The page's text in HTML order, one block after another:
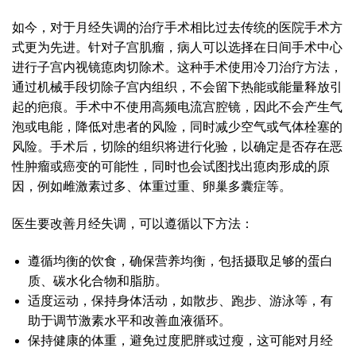
如今，对于月经失调的治疗手术相比过去传统的医院手术方
式更为先进。针对子宫肌瘤，病人可以选择在日间手术中心
进行子宫内视镜瘜肉切除术。这种手术使用冷刀治疗方法，
通过机械手段切除子宫内组织，不会留下热能或能量释放引
起的疤痕。手术中不使用高频电流宫腔镜，因此不会产生气
泡或电能，降低对患者的风险，同时减少空气或气体栓塞的
风险。手术后，切除的组织将进行化验，以确定是否存在恶
性肿瘤或癌变的可能性，同时也会试图找出瘜肉形成的原
因，例如雌激素过多、体重过重、卵巢多囊症等。
医生要改善月经失调，可以遵循以下方法：
遵循均衡的饮食，确保营养均衡，包括摄取足够的蛋白
质、碳水化合物和脂肪。
适度运动，保持身体活动，如散步、跑步、游泳等，有
助于调节激素水平和改善血液循环。
保持健康的体重，避免过度肥胖或过瘦，这可能对月经